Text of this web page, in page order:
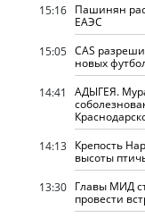
15:16 Пашинян
ЕАЭС
15:05 CAS
новых
14:41
АДЫГЕЯ.
14:13 Крепость
высоты
13:30 Главы МИД
провести